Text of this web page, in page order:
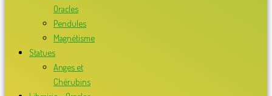
Oracles
Pendules
Magnétisme
Statues
Anges et
Chérubins